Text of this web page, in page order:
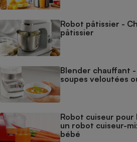
Robot pâtissier -
pâtissier
Blender chauffant
soupes veloutées
Robot cuiseur
un robot cuiseur-
bébé